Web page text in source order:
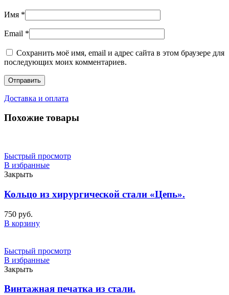
Имя *
Email *
Сохранить моё имя, email и адрес сайта в этом браузере для
последующих моих комментариев.
Доставка и оплата
Похожие товары
Быстрый просмотр
В избранные
Закрыть
Кольцо из хирургической стали «Цепь».
750 руб.
В корзину
Быстрый просмотр
В избранные
Закрыть
Винтажная печатка из стали.